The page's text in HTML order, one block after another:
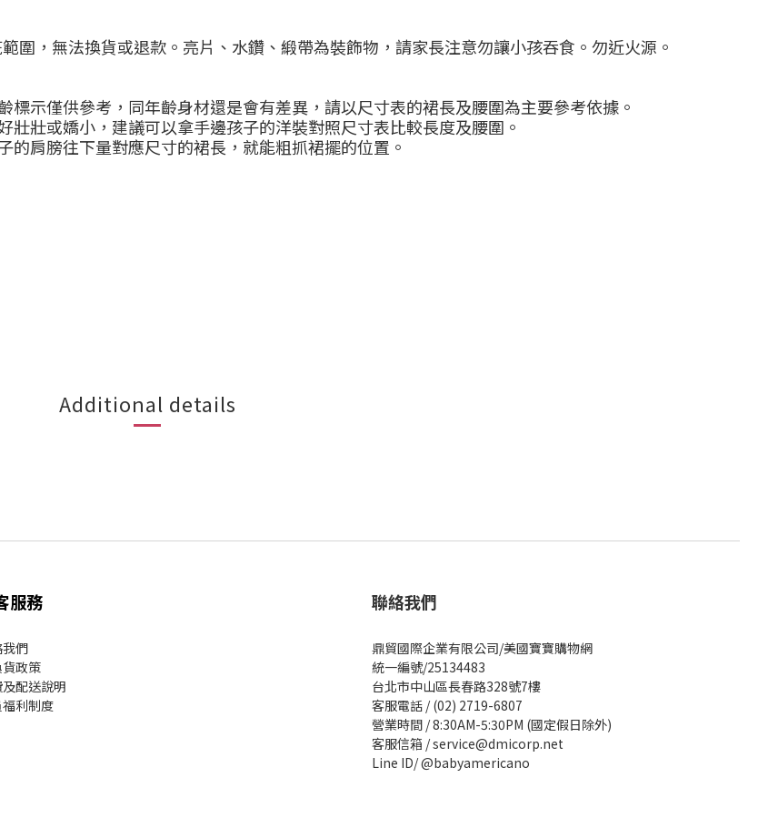
圍，無法換貨或退款。亮片、水鑽、緞帶為裝飾物，請家長注意勿讓小孩吞食。勿近火源。
示僅供參考，同年齡身材還是會有差異，請以尺寸表的裙長及腰圍為主要參考依據。
壯或嬌小，建議可以拿手邊孩子的洋裝對照尺寸表比較長度及腰圍。
肩膀往下量對應尺寸的裙長，就能粗抓裙擺的位置。
Additional details
服務
們
政策
配送說明
利制度
聯絡我們
鼎貿國際企業有限公司/美國寶寶購物網
統一編號/25134483
台北市中山區長春路328號7樓
客服電話 / (02) 2719-6807
營業時間 / 8:30AM-5:30PM (國定假日除外)
客服信箱 / service@dmicorp.net
Line ID/ @babyamericano